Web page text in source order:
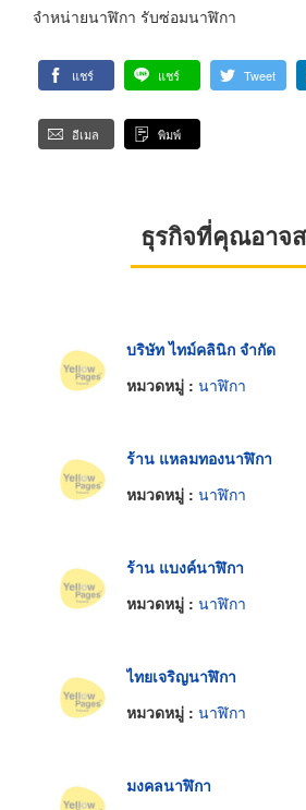
จำหน่ายนาฬิกา รับซ่อมนาฬิกา
แชร์ แชร์ Tweet
อีเมล พิมพ์
ธุรกิจที่คุณอาจ
บริษัท ไทม์คลินิก จำกัด
หมวดหมู่ : นาฬิกา
ร้าน แหลมทองนาฬิกา
หมวดหมู่ : นาฬิกา
ร้าน แบงค์นาฬิกา
หมวดหมู่ : นาฬิกา
ไทยเจริญนาฬิกา
หมวดหมู่ : นาฬิกา
มงคลนาฬิกา